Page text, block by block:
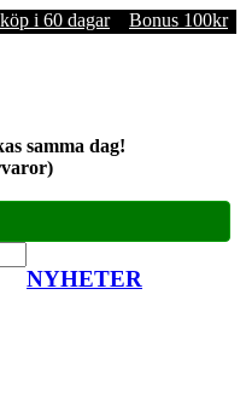
i 60 dagar Bonus 100kr
samma dag!
NYHETER